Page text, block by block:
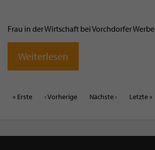
Frau in der Wirtschaft bei Vorchdorfer
Weiterlesen
Erste
« Erste
Vorherige
‹ Vorherige
Nächste
Nächste ›
Letzte
Letzte »